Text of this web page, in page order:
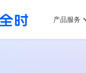
菜
产品服务